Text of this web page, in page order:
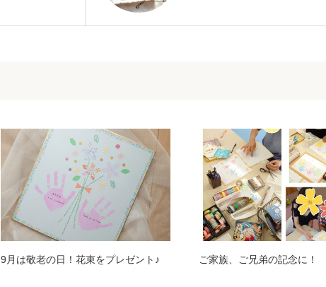
9月は敬老の日！花束をプレゼント♪ ご家族、ご兄弟の記念に！